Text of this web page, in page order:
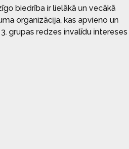
biedrība ir lielākā un vecākā
organizācija, kas apvieno un
3. grupas redzes invalīdu intereses